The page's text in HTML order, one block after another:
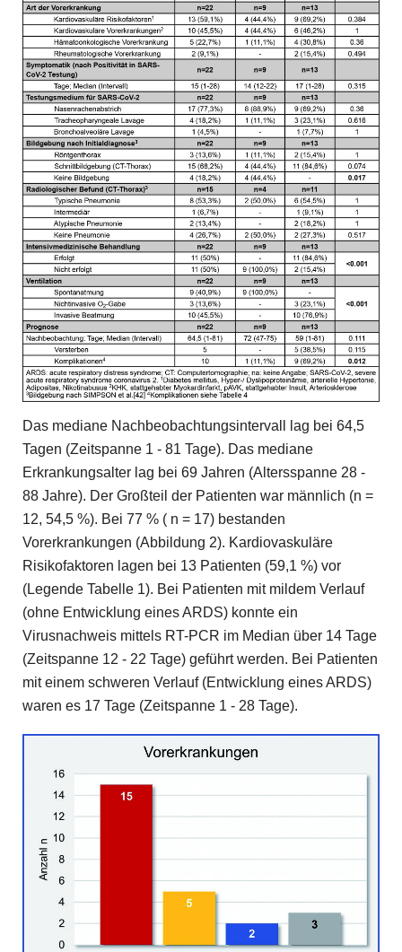
Das mediane Nachbeobachtungsintervall lag bei 64,5
Tagen (Zeitspanne 1 - 81 Tage). Das mediane
Erkrankungsalter lag bei 69 Jahren (Altersspanne 28 -
88 Jahre). Der Großteil der Patienten war männlich (n =
12, 54,5 %). Bei 77 % ( n = 17) bestanden
Vorerkrankungen (Abbildung 2). Kardiovaskuläre
Risikofaktoren lagen bei 13 Patienten (59,1 %) vor
(Legende Tabelle 1). Bei Patienten mit mildem Verlauf
(ohne Entwicklung eines ARDS) konnte ein
Virusnachweis mittels RT-PCR im Median über 14 Tage
(Zeitspanne 12 - 22 Tage) geführt werden. Bei Patienten
mit einem schweren Verlauf (Entwicklung eines ARDS)
waren es 17 Tage (Zeitspanne 1 - 28 Tage).